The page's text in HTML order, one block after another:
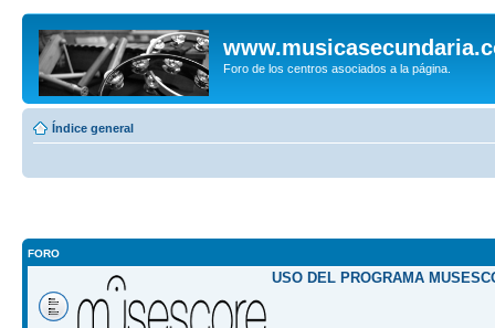
Foro de los centros asociados a la página.
Índice general
FORO
USO DEL PROGRAMA